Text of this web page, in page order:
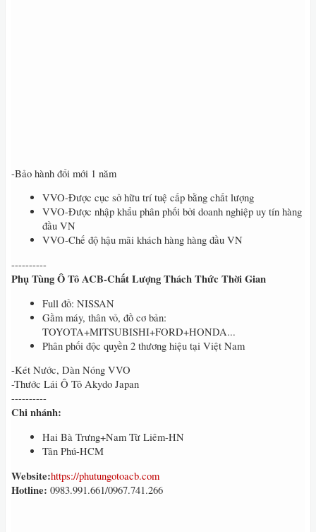
-Bảo hành đổi mới 1 năm
VVO-Được cục sở hữu trí tuệ cấp bằng chất lượng
VVO-Được nhập khẩu phân phối bởi doanh nghiệp uy tín hàng
đầu VN
VVO-Chế độ hậu mãi khách hàng hàng đầu VN
----------
Phụ Tùng Ô Tô ACB-Chất Lượng Thách Thức Thời Gian
Full đồ: NISSAN
Gầm máy, thân vỏ, đồ cơ bản:
TOYOTA+MITSUBISHI+FORD+HONDA...
Phân phối độc quyền 2 thương hiệu tại Việt Nam
-Két Nước, Dàn Nóng VVO
-Thước Lái Ô Tô Akydo Japan
----------
Chi nhánh:
Hai Bà Trưng+Nam Từ Liêm-HN
Tân Phú-HCM
Website:https://phutungotoacb.com
Hotline: 0983.991.661/0967.741.266